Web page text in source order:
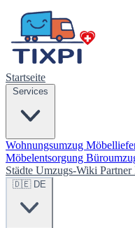
Startseite
Wohnungsumzug
Möbelentsorgung
Städte Umzugs-Wiki Partner